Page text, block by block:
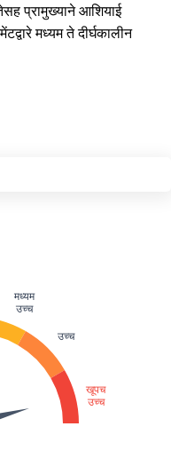
प्रामुख्याने आशियाई
मध्यम ते दीर्घकालीन
मध्यम
उच्च
उच्च
खूपच
उच्च